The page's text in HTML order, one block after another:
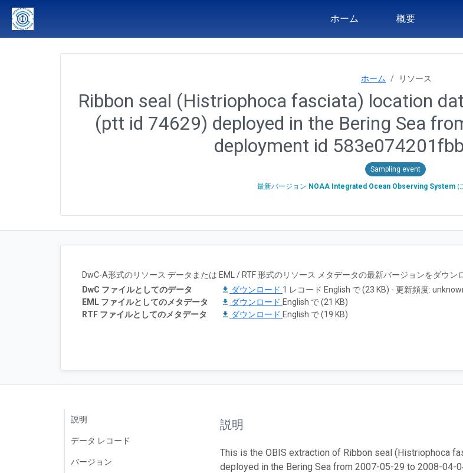
ホーム 概要
ホーム リソース
Ribbon seal (Histriophoca fasciata) location
(ptt id 74629) deployed in the Bering Sea
deployment id
Sampling event
最新バージョン NOAA Integrated Ocean Observing System
DwC-A形式のリソース データまたは EML / RTF 形式のリソース メタデータの最新バージョンをダウン
DwC ファイルとしてのデータ
ダウンロード 1 レコード English で (23 KB) - 更新頻度:
EML ファイルとしてのメタデータ
ダウンロード English で (21 KB)
RTF ファイルとしてのメタデータ
ダウンロード English で (19 KB)
説明
データ レコード
バージョン
説明
This is the OBIS extraction of Ribbon seal (Histriophoca
deployed in the Bering Sea from 2007-05-29 to 2008-04-